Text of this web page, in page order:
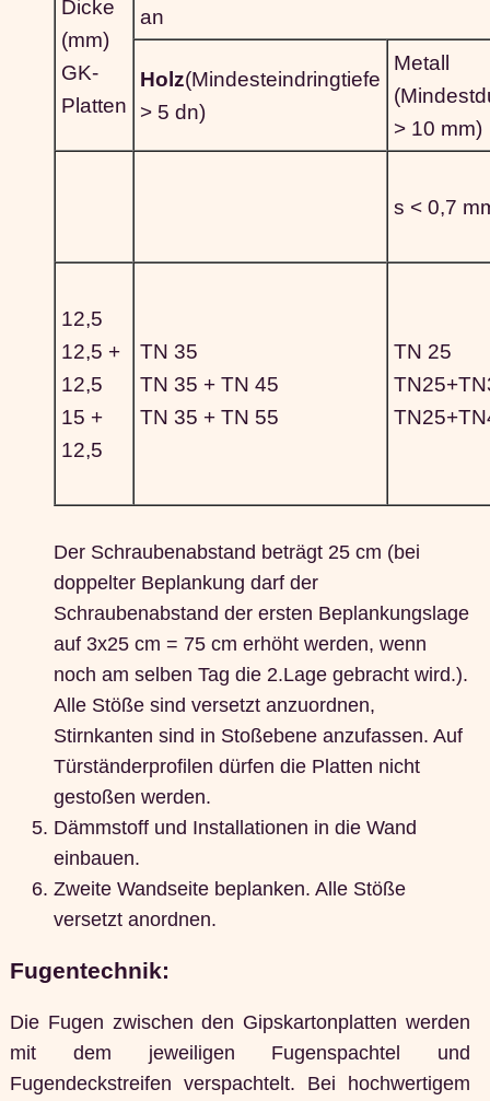
Dicke
(mm)
GK-
Platten
an
Holz(Mindesteindringtiefe
> 5 dn)
Metall
> 10 mm)
s < 0,7
12,5
12,5 +
12,5
15 +
12,5
TN 35
TN 35 + TN 45
TN 35 + TN 55
TN 25
Der Schraubenabstand beträgt 25 cm (bei
doppelter Beplankung darf der
Schraubenabstand der ersten Beplankungslage
auf 3x25 cm = 75 cm erhöht werden, wenn
noch am selben Tag die 2.Lage gebracht wird.).
Alle Stöße sind versetzt anzuordnen,
Stirnkanten sind in Stoßebene anzufassen. Auf
Türständerprofilen dürfen die Platten nicht
gestoßen werden.
Dämmstoff und Installationen in die Wand
einbauen.
Zweite Wandseite beplanken. Alle Stöße
versetzt anordnen.
Fugentechnik:
Die Fugen zwischen den Gipskartonplatten werden
mit dem jeweiligen Fugenspachtel und
Fugendeckstreifen verspachtelt. Bei hochwertigem